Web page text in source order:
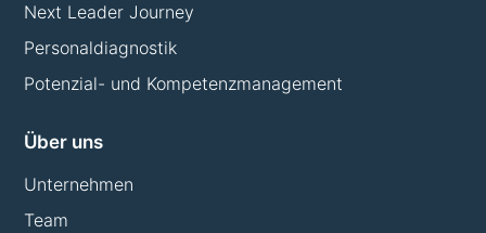
Next Leader Journey
Personaldiagnostik
Potenzial- und Kompetenzmanagement
Über uns
Unternehmen
Team